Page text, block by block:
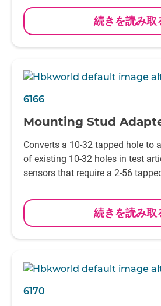
続きを読み取
6166
Mounting Stud
Converts a 10-32 tapped hole to
of existing 10-32 holes in test
sensors that require a 2-56
続きを読み取
6170